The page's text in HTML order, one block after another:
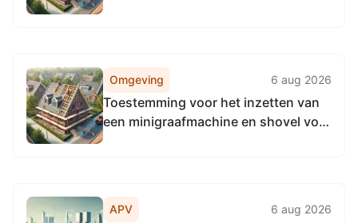
Omgeving 6 aug 2026
Toestemming voor het inzetten van
een minigraafmachine en shovel voor
Evertsenstraat te Amsterdam
APV 6 aug 2026